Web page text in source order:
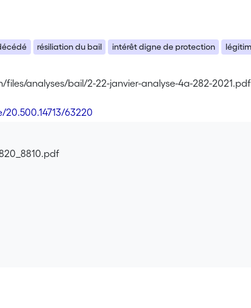
résiliation du bail intérêt digne de protection
analyses/bail/2-22-janvier-analyse-4a-282-2021.pdf
63220